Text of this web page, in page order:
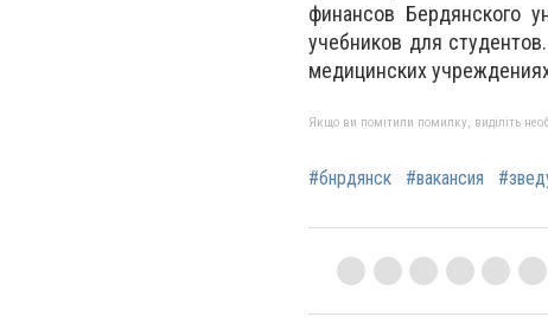
финансов Бердянского
учебников для
медицинских
Якщо ви помітили помилку, виділіть
#бнрдянск #вакансия